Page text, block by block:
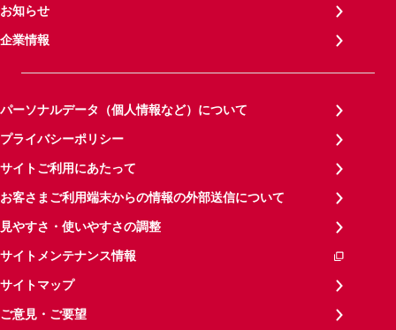
お知らせ
企業情報
パーソナルデータ（個人情報など）について
プライバシーポリシー
サイトご利用にあたって
お客さまご利用端末からの情報の外部送信について
見やすさ・使いやすさの調整
サイトメンテナンス情報
サイトマップ
ご意見・ご要望